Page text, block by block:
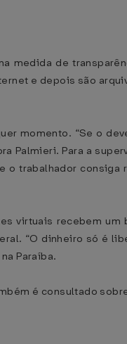
medida de
e depois são
momento. “Se o
Palmieri. Para a
o trabalhador
virtuais recebem um
“O dinheiro só é
Paraíba.
é consultado